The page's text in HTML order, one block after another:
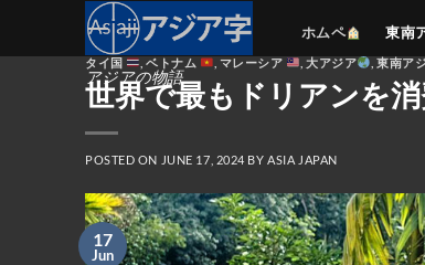
アジアの物語
ホムペ 東南
タイ国 ,ベトナム マレーシア ,大アジア ,東南ア
世界で最もドリアンを
POSTED ON JUNE 17, 2024 BYASIA JAPAN
17
Jun